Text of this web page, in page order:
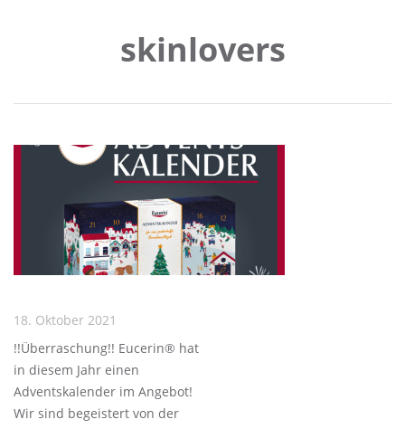
skinlovers
18. Oktober 2021
!!Überraschung!! Eucerin® hat
in diesem Jahr einen
Adventskalender im Angebot!
Wir sind begeistert von der